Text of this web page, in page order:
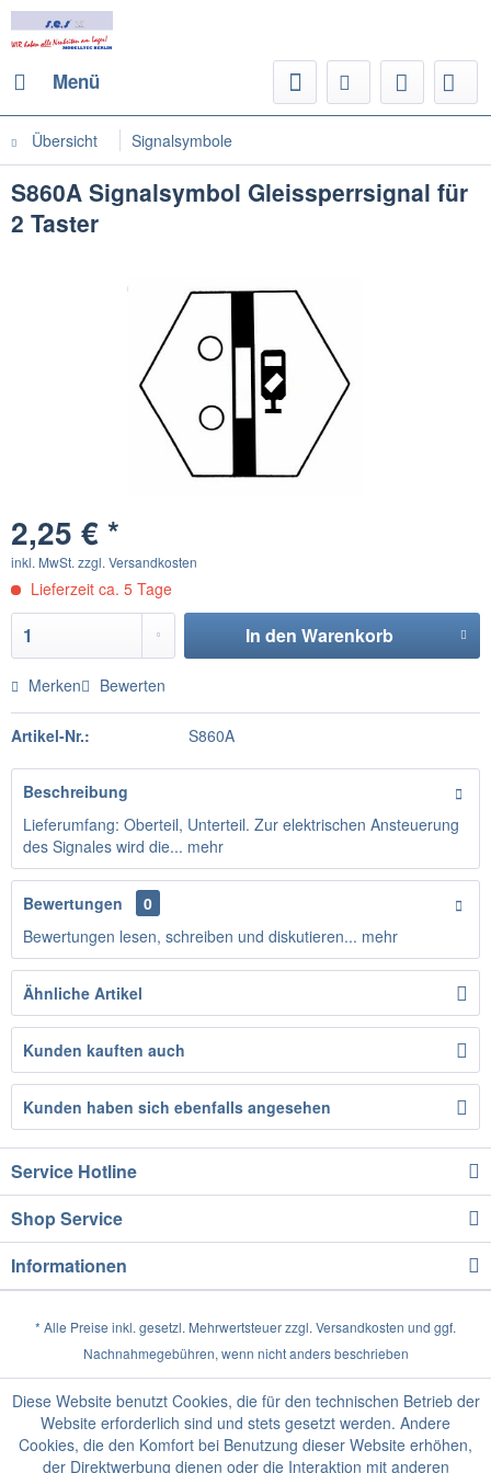
Menü
Übersicht Signalsymbole
S860A Signalsymbol Gleissperrsignal für
2 Taster
2,25 € *
inkl. MwSt. zzgl. Versandkosten
Lieferzeit ca. 5 Tage
In den Warenkorb
Merken Bewerten
Artikel-Nr.: S860A
Beschreibung
Lieferumfang: Oberteil, Unterteil. Zur elektrischen Ansteuerung
des Signales wird die... mehr
Bewertungen
0
Bewertungen lesen, schreiben und diskutieren... mehr
Ähnliche Artikel
Kunden kauften auch
Kunden haben sich ebenfalls angesehen
Service Hotline
Shop Service
Informationen
* Alle Preise inkl. gesetzl. Mehrwertsteuer zzgl. Versandkosten und ggf.
Nachnahmegebühren, wenn nicht anders beschrieben
Diese Website benutzt Cookies, die für den technischen Betrieb der
Website erforderlich sind und stets gesetzt werden. Andere
Cookies, die den Komfort bei Benutzung dieser Website erhöhen,
der Direktwerbung dienen oder die Interaktion mit anderen